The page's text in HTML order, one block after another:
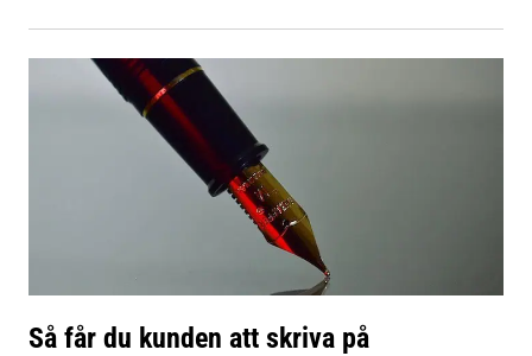
Så får du kunden att skriva på